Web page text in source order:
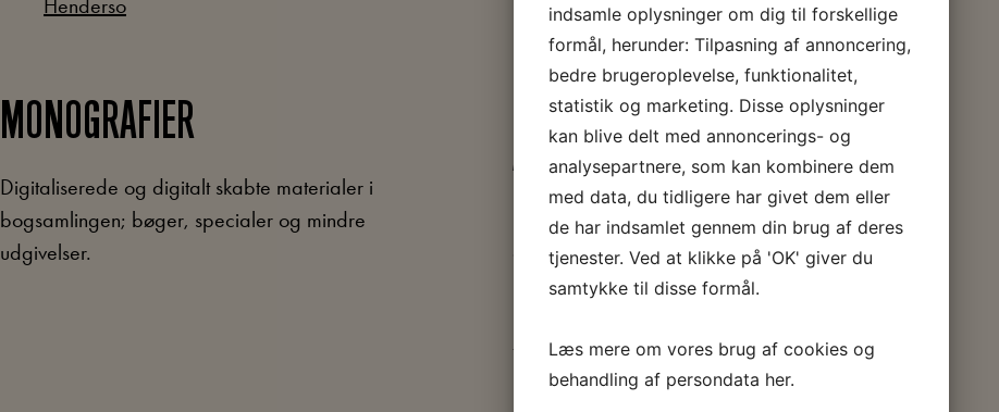
MONOGRAFIER
Digitaliserede og digitalt skabte materialer i
bogsamlingen; bøger, specialer og mindre
udgivelser.
ARKIVALIER
Digitaliseret og frtit tilgængeligt materiale fra
arkivet.
forhandlingsprotokoller fra hovedbestyrelses- og
FU-møder 1872 – 1992.
indsamle oplysninger om dig til forskellige
formål, herunder: Tilpasning af annoncering,
bedre brugeroplevelse, funktionalitet,
statistik og marketing. Disse oplysninger
kan blive delt med annoncerings- og
analysepartnere, som kan kombinere dem
med data, du tidligere har givet dem eller
de har indsamlet gennem din brug af deres
tjenester. Ved at klikke på 'OK' giver du
samtykke til disse formål.
Læs mere om vores brug af cookies og
behandling af persondata her.